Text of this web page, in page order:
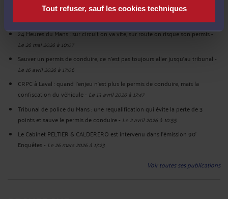
Tout refuser, sauf les cookies techniques
Radars nouvelle génération : la contestation reste une question juridique.
24 Heures du Mans : sur circuit on va vite, sur route on risque son permis-
Le 26 mai 2026 à 10:07
Sauver un permis de conduire, ce n’est pas toujours aller jusqu’au tribunal-
Le 16 avril 2026 à 17:06
CRPC à Laval : quand l’enjeu n’est plus le permis de conduire, mais la
confiscation du véhicule- Le 13 avril 2026 à 17:47
Tribunal de police du Mans : une requalification qui évite la perte de 3
points et sauve le permis de conduire- Le 2 avril 2026 à 10:55
Le Cabinet PELTIER & CALDERERO est intervenu dans l’émission 90’
Enquêtes- Le 26 mars 2026 à 17:23
Voir toutes ses publications